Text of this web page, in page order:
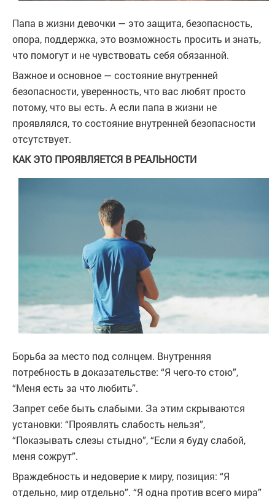
Папа в жизни девочки — это защита, безопасность,
опора, поддержка, это возможность просить и знать,
что помогут и не чувствовать себя обязанной.
Важное и основное — состояние внутренней
безопасности, уверенность, что вас любят просто
потому, что вы есть. А если папа в жизни не
проявлялся, то состояние внутренней безопасности
отсутствует.
КАК ЭТО ПРОЯВЛЯЕТСЯ В РЕАЛЬНОСТИ
Борьба за место под солнцем. Внутренняя
потребность в доказательстве: “Я чего-то стою”,
“Меня есть за что любить”.
Запрет себе быть слабыми. За этим скрываются
установки: “Проявлять слабость нельзя”,
“Показывать слезы стыдно”, “Если я буду слабой,
меня сожрут”.
Враждебность и недоверие к миру, позиция: “Я
отдельно, мир отдельно”. “Я одна против всего мира”